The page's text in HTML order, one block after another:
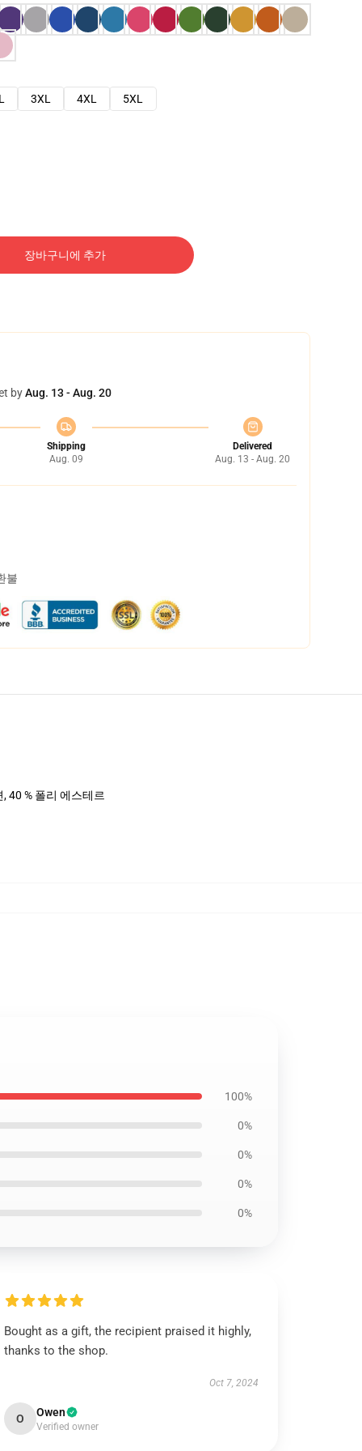
3XL 4XL
5XL
장바구니에 추가
byAug. 13 - Aug. 20
Shipping
Aug. 09
Delivered
Aug. 13 - Aug. 20
불
40 % 폴리 에스테르
100%
0%
0%
0%
0%
Bought as a gift, the recipient praised it highly,
thanks to the shop.
Oct 7, 2024
O Owen
Verified owner